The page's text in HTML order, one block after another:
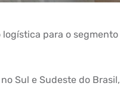
para o segmento
Sul e Sudeste do Brasil,